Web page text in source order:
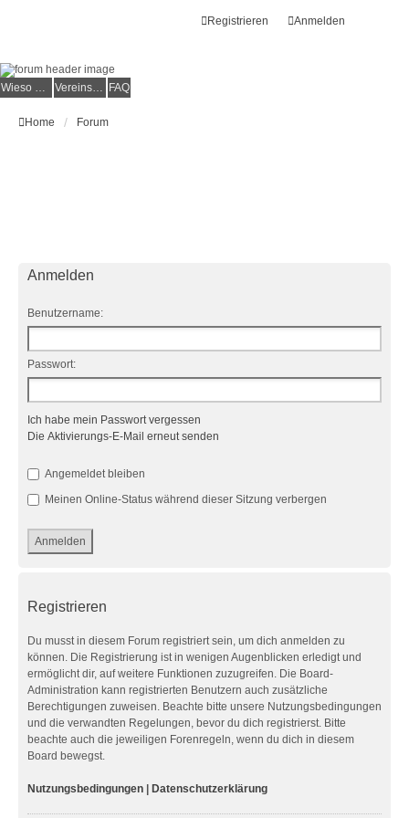
Anmelden
Registrieren
Wieso der e.V.? Vereinsmitglied werden FAQ
Home Forum
Anmelden
Benutzername:
Passwort:
Ich habe mein Passwort vergessen
Die Aktivierungs-E-Mail erneut senden
Angemeldet bleiben
Meinen Online-Status während dieser Sitzung verbergen
Registrieren
Du musst in diesem Forum registriert sein, um dich anmelden zu
können. Die Registrierung ist in wenigen Augenblicken erledigt und
ermöglicht dir, auf weitere Funktionen zuzugreifen. Die Board-
Administration kann registrierten Benutzern auch zusätzliche
Berechtigungen zuweisen. Beachte bitte unsere Nutzungsbedingungen
und die verwandten Regelungen, bevor du dich registrierst. Bitte
beachte auch die jeweiligen Forenregeln, wenn du dich in diesem
Board bewegst.
Nutzungsbedingungen Datenschutzerklärung